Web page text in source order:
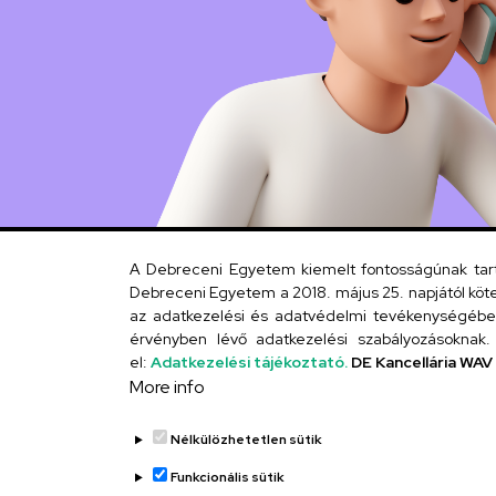
A Debreceni Egyetem kiemelt fontosságúnak
Debreceni Egyetem a 2018. május 25. napjától
az adatkezelési és adatvédelmi
érvényben lévő adatkezelési
el: Adatkezelési tájékoztató. DE Kancellária
More info
Nélkülözhetetlen sütik
Funkcionális sütik